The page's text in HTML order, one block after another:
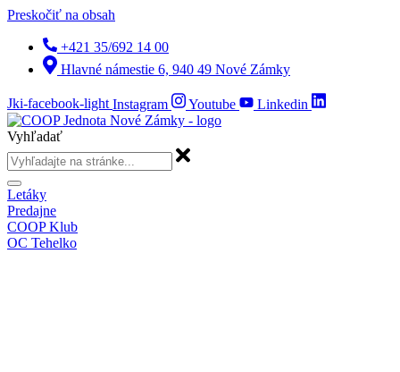
Preskočiť na obsah
+421 35/692 14 00
Hlavné námestie 6, 940 49 Nové Zámky
Jki-facebook-light Instagram Youtube Linkedin
Vyhľadať
Letáky
Predajne
COOP Klub
OC Tehelko